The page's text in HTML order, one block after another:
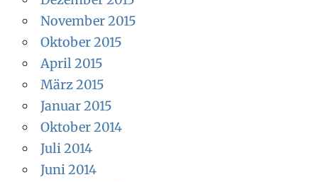
November 2015
Oktober 2015
April 2015
März 2015
Januar 2015
Oktober 2014
Juli 2014
Juni 2014